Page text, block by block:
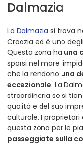
Dalmazia
La Dalmazia si trova
Croazia ed è uno
Questa zona ha una
sparsi nel mare
che la rendono una
eccezionale. La
straordinaria se si
qualità e del suo
culturale. I
questa zona per le
passeggiate sulla